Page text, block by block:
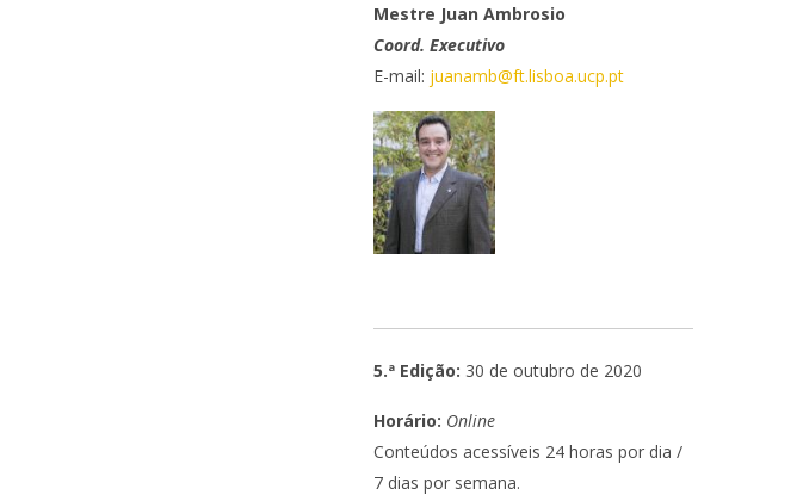
Mestre Juan Ambrosio
Coord. Executivo
E-mail: juanamb@ft.lisboa.ucp.pt
5.ª Edição: 30 de outubro de 2020
Horário: Online
Conteúdos acessíveis 24 horas por dia /
7 dias por semana.